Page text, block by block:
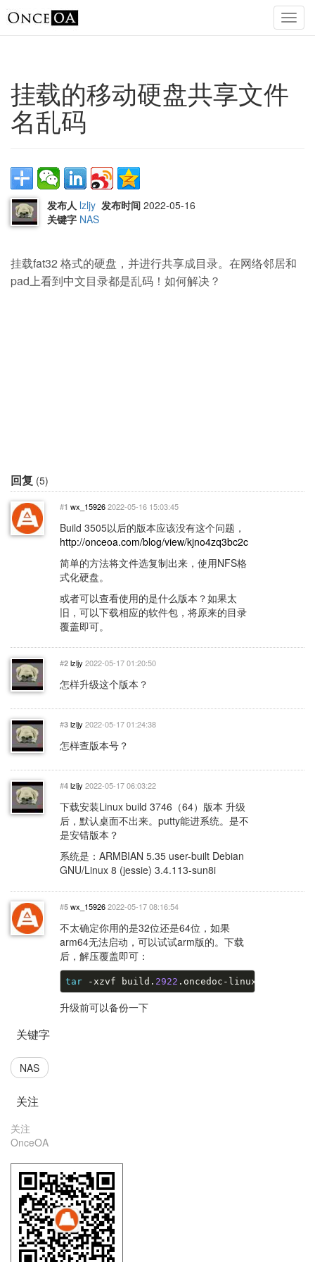
挂载的移动硬盘共享文件
名乱码
发布人 lzljy 发布时间 2022-05-16
关键字 NAS
挂载fat32 格式的硬盘，并进行共享成目录。在网络邻居和
pad上看到中文目录都是乱码！如何解决？
回复 (5)
#1 wx_159262022-05-16 15:03:45
Build 3505以后的版本应该没有这个问题，
http://onceoa.com/blog/view/kjno4zq3bc2c
简单的方法将文件选复制出来，使用NFS格
式化硬盘。
或者可以查看使用的是什么版本？如果太
旧，可以下载相应的软件包，将原来的目录
覆盖即可。
#2 lzljy 2022-05-17 01:20:50
怎样升级这个版本？
#3 lzljy 2022-05-17 01:24:38
怎样查版本号？
#4 lzljy 2022-05-17 06:03:22
下载安装Linux build 3746（64）版本 升级
后，默认桌面不出来。putty能进系统。是不
是安错版本？
系统是：ARMBIAN 5.35 user-built Debian
GNU/Linux 8 (jessie) 3.4.113-sun8i
#5 wx_159262022-05-17 08:16:54
不太确定你用的是32位还是64位，如果
arm64无法启动，可以试试arm版的。下载
后，解压覆盖即可：
tar -xzvf build. 2922 .oncedoc-linux-
升级前可以备份一下
关键字
NAS
关注
关注
OnceOA